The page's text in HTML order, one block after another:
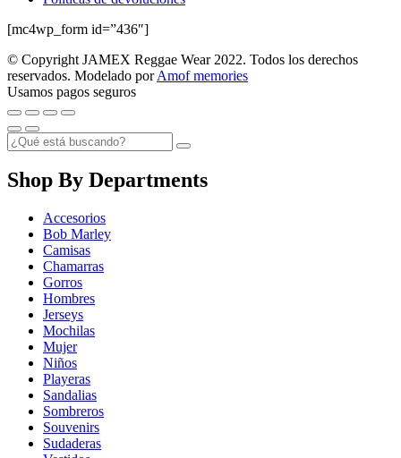
[mc4wp_form id=”436″]
© Copyright JAMEX Reggae Wear 2022. Todos los derechos
reservados. Modelado porAmof memories
Usamos pagos seguros
Shop By Departments
Accesorios
Bob Marley
Camisas
Chamarras
Gorros
Hombres
Jerseys
Mochilas
Mujer
Niños
Playeras
Sandalias
Sombreros
Souvenirs
Sudaderas